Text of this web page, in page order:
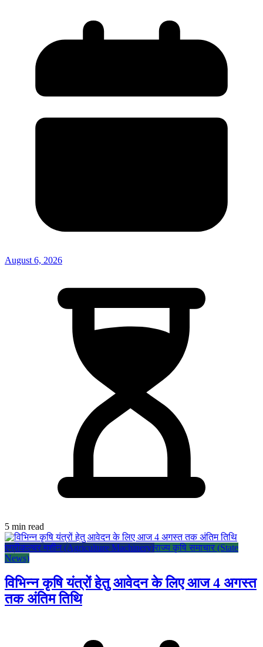
August 6, 2026
5 min read
एग्रीकल्चर मशीन (Agriculture Machinery)राज्य कृषि समाचार (State
News)
विभिन्न कृषि यंत्रों हेतु आवेदन के लिए आज 4 अगस्त
तक अंतिम तिथि